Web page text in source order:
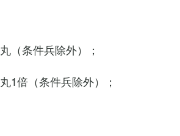
（条件兵除外）；
1倍（条件兵除外）；